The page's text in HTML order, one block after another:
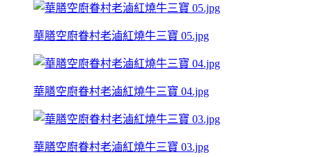
華膳空廚眷村老滷紅燒牛三寶 05.jpg
華膳空廚眷村老滷紅燒牛三寶 04.jpg
華膳空廚眷村老滷紅燒牛三寶 03.jpg